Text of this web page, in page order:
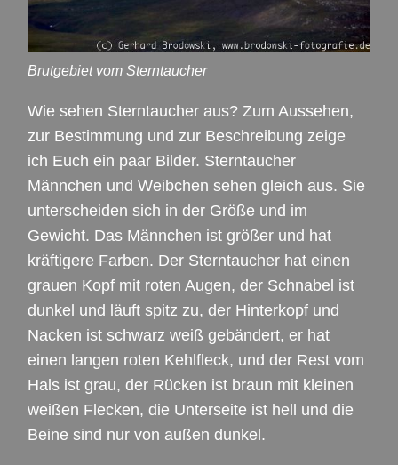
Brutgebiet vom Sterntaucher
Wie sehen Sterntaucher aus? Zum Aussehen,
zur Bestimmung und zur Beschreibung zeige
ich Euch ein paar Bilder. Sterntaucher
Männchen und Weibchen sehen gleich aus. Sie
unterscheiden sich in der Größe und im
Gewicht. Das Männchen ist größer und hat
kräftigere Farben. Der Sterntaucher hat einen
grauen Kopf mit roten Augen, der Schnabel ist
dunkel und läuft spitz zu, der Hinterkopf und
Nacken ist schwarz weiß gebändert, er hat
einen langen roten Kehlfleck, und der Rest vom
Hals ist grau, der Rücken ist braun mit kleinen
weißen Flecken, die Unterseite ist hell und die
Beine sind nur von außen dunkel.